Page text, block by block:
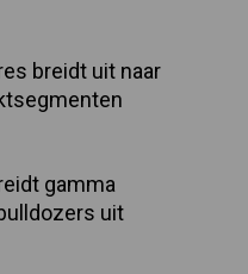
breidt uit naar
gamma
uit